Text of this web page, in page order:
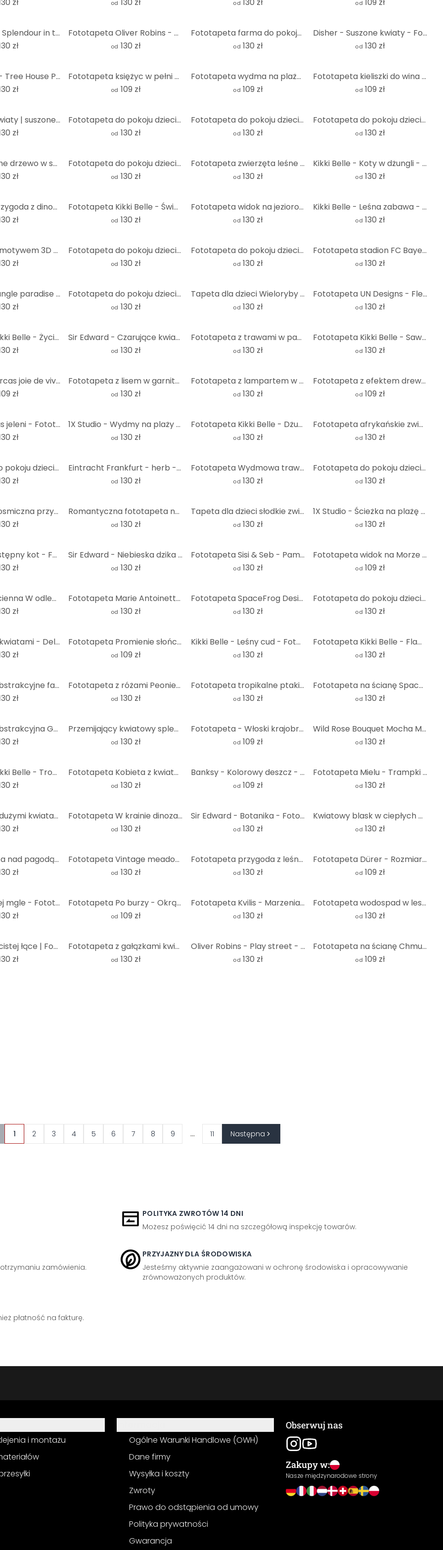
od od od
Vintage Floral Splendour in the Meadow | Fototapeta w kwiaty - Lola Peacock - Okrągła - tapeta flize
zł
Fototapeta Oliver Robins - Śliczne zwierzęta pod palmami - Okrągła - tapeta flizelinowa/tapeta flize
od 130 zł
Fototapeta farma do pokoju dziecięcego - Oliver Robins - okrągła - tapeta flizelinowa/tapeta flizeli
od 130 zł
Disher - Suszone kwiaty - Fototapeta okrągła - tapeta flizelinowa/tapeta flizelinowa samoprzylepna
od 130 zł
Oliver Robins - Tree House Party - Fototapeta okrągła - tapeta flizelinowa/tapeta flizelinowa samopr
zł
Fototapeta księżyc w pełni czarno-biała - okrągła - tapeta flizelinowa/tapeta flizelinowa samoprzyle
od 109 zł
Fototapeta wydma na plaży o zachodzie słońca - okrągła - tapeta flizelinowa/tapeta flizelinowa samop
od 109 zł
Fototapeta kieliszki do wina - okrągłe - tapeta flizelinowa/tapeta flizelinowa samoprzylepna
od 109 zł
Fototapeta kwiaty | suszone kwiaty - elegancja przemijania - Treechild - Round - tapeta flizelinowa/
zł
Fototapeta do pokoju dziecięcego - Podwodna przygoda z morskimi zwierzętami - Oliver Robins - Okrągł
od 130 zł
Fototapeta do pokoju dziecięcego Kikki Belle - Jungle Jive - Sepia - Okrągła - tapeta flizelinowa/ta
od 130 zł
Fototapeta do pokoju dziecięcego Mały miś z balonem - Magnusson - Okrągła - tapeta flizelinowa/tapet
od 130 zł
Minimalistyczne drzewo w spokojnym krajobrazie | Fototapeta natura - Mąka - okrągła - tapeta flizeli
zł
Fototapeta do pokoju dziecięcego Mapa Świata - Brązowa - Okrągła - tapeta flizelinowa/tapeta flizeli
od 130 zł
Fototapeta zwierzęta leśne - leśna fototapeta do pokoju dziecięcego - Kvilis - Round - tapeta flizel
od 130 zł
Kikki Belle - Koty w dżungli - Fototapeta okrągła - tapeta flizelinowa/tapeta flizelinowa samoprzyle
od 130 zł
Kikki Belle - Przygoda z dinozaurami - Okrągła fototapeta - tapeta flizelinowa/tapeta flizelinowa sa
zł
Fototapeta Kikki Belle - Świat zwierząt - Okrągła - tapeta flizelinowa/tapeta flizelinowa samoprzyle
od 130 zł
Fototapeta widok na jezioro - krajobraz tapeta okrągła - piwnica - tapeta flizelinowa/tapeta flizeli
od 130 zł
Kikki Belle - Leśna zabawa - Fototapeta okrągła - tapeta flizelinowa/tapeta flizelinowa samoprzylepn
od 130 zł
Fototapeta z motywem 3D - Abstrakcyjne pierścienie beżowe - Grande - Okrągła - tapeta flizelinowa/ta
zł
Fototapeta do pokoju dziecięcego Małe dinozaury w wielkiej podróży odkrywczej - Oliver Robins - Roun
od 130 zł
Fototapeta do pokoju dziecięcego lis na księżycu ze spadającymi gwiazdami - Oliver Robins - Round -
od 130 zł
Fototapeta stadion FC Bayern choreo by day - okrągła - tapeta flizelinowa/tapeta flizelinowa samoprz
od 130 zł
Kikki Belle - Jungle paradise - Fototapeta okrągła - tapeta flizelinowa/tapeta flizelinowa samoprzyl
zł
Fototapeta do pokoju dziecięcego Oliver Robins - Arka Noego - okrągła - tapeta flizelinowa/tapeta fl
od 130 zł
Tapeta dla dzieci Wieloryby i ich przyjaciele w podwodnym świecie - Oliver Robins - Round - tapeta f
od 130 zł
Fototapeta UN Designs - Fleur de Paris - okrągła - tapeta flizelinowa/tapeta flizelinowa samoprzylep
od 130 zł
Fototapeta Kikki Belle - Życie morskie - Okrągła - tapeta flizelinowa/tapeta flizelinowa samoprzylep
zł
Sir Edward - Czarujące kwiaty - Fototapeta okrągła - tapeta flizelinowa/tapeta flizelinowa samoprzyl
od 130 zł
Fototapeta z trawami w pastelowych kolorach - Okrągła - Treechild - tapeta flizelinowa/tapeta flizel
od 130 zł
Fototapeta Kikki Belle - Sawanna - okrągła - tapeta flizelinowa/tapeta flizelinowa samoprzylepna
od 130 zł
Fototapeta Orcas joie de vivre - okrągła - tapeta flizelinowa/tapeta flizelinowa samoprzylepna
zł
Fototapeta z lisem w garniturze - Magnusson - Round - tapeta flizelinowa/tapeta flizelinowa samoprzy
od 130 zł
Fototapeta z lampartem w szmaragdowozielonej dżungli - Manovski - Okrągła - tapeta flizelinowa/tapet
od 130 zł
Fototapeta z efektem drewna - okrągła - tapeta flizelinowa/tapeta flizelinowa samoprzylepna
od 109 zł
Kikki Belle - Las jeleni - Fototapeta okrągła - tapeta flizelinowa/tapeta flizelinowa samoprzylepna
zł
1X Studio - Wydmy na plaży - Fototapeta okrągła - tapeta flizelinowa/tapeta flizelinowa samoprzylepn
od 130 zł
Fototapeta Kikki Belle - Dżungla - okrągła - tapeta flizelinowa/tapeta flizelinowa samoprzylepna
od 130 zł
Fototapeta afrykańskie zwierzęta w lesie deszczowym - fototapeta dżungla - Kvilis - okrągła - tapeta
od 130 zł
Fototapeta do pokoju dziecięcego - Małe wróżki nad różowymi chmurami - Oliver Robins - Okrągła - tap
zł
Eintracht Frankfurt - herb - okrągła fototapeta - tapeta flizelinowa/tapeta flizelinowa samoprzylepn
od 130 zł
Fototapeta Wydmowa trawa w wieczornym słońcu - Treechild - Round - tapeta flizelinowa/tapeta flizeli
od 130 zł
Fototapeta do pokoju dziecięcego Kikki Belle - Pirate Bay - Round - tapeta flizelinowa/tapeta flizel
od 130 zł
Fototapeta kosmiczna przygoda z astronautami - Oliver Robins - Round - tapeta flizelinowa/tapeta fli
zł
Romantyczna fototapeta nad morzem - zachód słońca nad plażą i morzem - Sisi & Seb - Round - tapeta f
od 130 zł
Tapeta dla dzieci słodkie zwierzęta w sercu lasu | przedszkole - Oliver Robins - Round - tapeta fliz
od 130 zł
1X Studio - Ścieżka na plażę - Fototapeta okrągła - tapeta flizelinowa/tapeta flizelinowa samoprzyle
od 130 zł
Graves - Podstępny kot - Fototapeta okrągła - tapeta flizelinowa/tapeta flizelinowa samoprzylepna
zł
Sir Edward - Niebieska dzika łąka - Fototapeta okrągła - tapeta flizelinowa/tapeta flizelinowa samop
od 130 zł
Fototapeta Sisi & Seb - Pampas - okrągła - tapeta flizelinowa/tapeta flizelinowa samoprzylepna
od 130 zł
Fototapeta widok na Morze Bałtyckie - okrągła - tapeta flizelinowa/tapeta flizelinowa samoprzylepna
od 109 zł
Fototapeta ścienna W odległej galaktyce - okrągła - tapeta flizelinowa/tapeta flizelinowa samoprzyle
zł
Fototapeta Marie Antoinette: Nigdy tego nie powiedziałam - Grace Digital Art - Round - tapeta flizel
od 130 zł
Fototapeta SpaceFrog Designs - Złote gwiazdy - okrągła - tapeta flizelinowa/tapeta flizelinowa samop
od 130 zł
Fototapeta do pokoju dziecięcego jednorożec na kolorowej kwiatowej łące - Bonne Müller - Round - tap
od 130 zł
Fototapeta z kwiatami - Delikatne okrągłe kwiaty - Treechild - tapeta flizelinowa/tapeta flizelinowa
zł
Fototapeta Promienie słońca w lesie żółta - okrągła - tapeta flizelinowa/tapeta flizelinowa samoprzy
od 109 zł
Kikki Belle - Leśny cud - Fototapeta okrągła - tapeta flizelinowa/tapeta flizelinowa samoprzylepna
od 130 zł
Fototapeta Kikki Belle - Flamingo Oasis - okrągła - tapeta flizelinowa/tapeta flizelinowa samoprzyle
od 130 zł
Fototapeta Abstrakcyjne fale w świetle zmierzchu - Alpenglow Workshop - Round - tapeta flizelinowa/t
zł
Fototapeta z różami Peonies - okrągła tapeta w kwiaty - Haase - tapeta flizelinowa/tapeta flizelinow
od 130 zł
Fototapeta tropikalne ptaki w nocnym lesie - Haase - Round - tapeta flizelinowa/tapeta flizelinowa s
od 130 zł
Fototapeta na ścianę SpaceFrog Designs - Elegance - Round - tapeta flizelinowa/tapeta flizelinowa sa
od 130 zł
Fototapeta Abstrakcyjna Geometria w Równowadze - Ristova - Okrągła - tapeta flizelinowa/tapeta flize
zł
Przemijający kwiatowy splendor | Fototapeta kwiatowa - Drzewo - Okrągłe - tapeta flizelinowa/tapeta
od 130 zł
Fototapeta - Włoski krajobraz z sosnami parasolowymi - Okrągła - tapeta flizelinowa/tapeta flizelino
od 109 zł
Wild Rose Bouquet Mocha Mousse | Fototapeta kwiatowa - Ilustracja anyżu - Okrągła - tapeta flizelino
od 130 zł
Fototapeta Kikki Belle - Tropikalne ptaki czarno-białe - Okrągła - tapeta flizelinowa/tapeta flizeli
zł
Fototapeta Kobieta z kwiatową koroną i kotami - Hülya - Okrągła - Samoprzylepna / nietkana
od 130 zł
Banksy - Kolorowy deszcz - Fototapeta okrągła - tapeta flizelinowa/tapeta flizelinowa samoprzylepna
od 109 zł
Fototapeta Mielu - Trampki - Okrągłe - tapeta flizelinowa/tapeta flizelinowa samoprzylepna
od 130 zł
Fototapeta z dużymi kwiatami piwonii - SpaceFrog Designs - Okrągła - tapeta flizelinowa/tapeta flize
zł
Fototapeta W krainie dinozaurów - Niebieska - Kikki Belle - Okrągła - tapeta flizelinowa/tapeta fliz
od 130 zł
Sir Edward - Botanika - Fototapeta okrągła - tapeta flizelinowa/tapeta flizelinowa samoprzylepna
od 130 zł
Kwiatowy blask w ciepłych pastelowych odcieniach | Fototapeta w kwiaty - Paksoylu - Okrągła - tapeta
od 130 zł
Wschód słońca nad pagodą | Japan Art - Roze - Fototapeta okrągła - tapeta flizelinowa/tapeta flizeli
zł
Fototapeta Vintage meadow flowers - beżowa - Bloomery Decor - okrągła - samoprzylepna / nietkana
od 130 zł
Fototapeta przygoda z leśnymi zwierzętami - Kvilis - okrągła - samoprzylepna/nie tkana
od 130 zł
Fototapeta Dürer - Rozmiar trawy - Okrągły - tapeta flizelinowa/tapeta flizelinowa samoprzylepna
od 109 zł
Las w porannej mgle - Fototapeta las na okrągło - Maier - tapeta flizelinowa/tapeta flizelinowa samo
zł
Fototapeta Po burzy - Okrągła - tapeta flizelinowa/tapeta flizelinowa samoprzylepna
od 109 zł
Fototapeta Kvilis - Marzenia jednorożców - Okrągła - tapeta flizelinowa/tapeta flizelinowa samoprzyl
od 130 zł
Fototapeta wodospad w lesie - okrągły krajobraz - Fototapeta - tapeta flizelinowa/tapeta flizelinowa
od 130 zł
Konie na kwiecistej łące | Fototapeta dla dzieci z motywem koni - Kikki Belle - okrągła - samoprzyle
zł
Fototapeta z gałązkami kwiatowymi na złotym tle w stylu vintage - Paksoylu - okrągła - tapeta flizel
od 130 zł
Oliver Robins - Play street - Fototapeta okrągła - tapeta flizelinowa/tapeta flizelinowa samoprzylep
od 130 zł
Fototapeta na ścianę Chmury - Okrągła - tapeta flizelinowa/tapeta flizelinowa samoprzylepna
od 109 zł
1 2 3 4 5 6 7 8 9 ... 11 Następna
POLITYKA ZWROTÓW 14 DNI
Możesz poświęcić 14 dni na szczegółową inspekcję towarów.
zamówienia.
PRZYJAZNY DLA ŚRODOWISKA
Jesteśmy aktywnie zaangażowani w ochronę środowiska i opracowywanie
zrównoważonych produktów.
płatność na fakturę.
i montażu
Ogólne Warunki Handlowe (OWH)
Dane firmy
Wysyłka i koszty
Zwroty
Prawo do odstąpienia od umowy
Polityka prywatności
Gwarancja
Obserwuj nas
Zakupy w:
Nasze międzynarodowe strony